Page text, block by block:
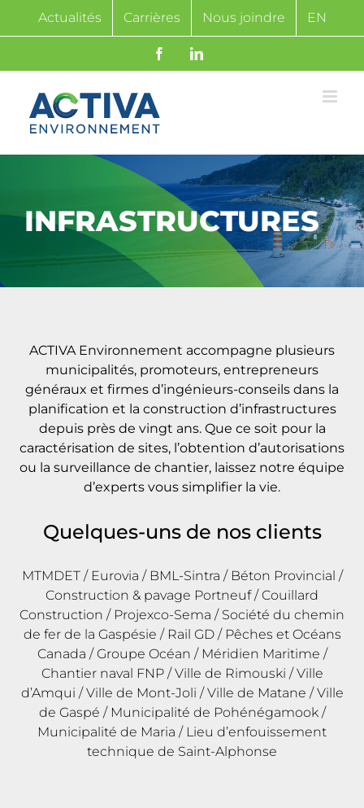
contenu
Actualités Carrières Nous joindre EN
FacebookLinkedIn
INFRASTRUCTURES
ACTIVA Environnement accompagne plusieurs
municipalités, promoteurs, entrepreneurs
généraux et firmes d’ingénieurs-conseils dans la
planification et la construction d’infrastructures
depuis près de vingt ans. Que ce soit pour la
caractérisation de sites, l’obtention d’autorisations
ou la surveillance de chantier, laissez notre équipe
d’experts vous simplifier la vie.
Quelques-uns de nos clients
MTMDET / Eurovia / BML-Sintra / Béton Provincial /
Construction & pavage Portneuf / Couillard
Construction / Projexco-Sema / Société du chemin
de fer de la Gaspésie / Rail GD / Pêches et Océans
Canada / Groupe Océan / Méridien Maritime /
Chantier naval FNP / Ville de Rimouski / Ville
d’Amqui / Ville de Mont-Joli / Ville de Matane / Ville
de Gaspé / Municipalité de Pohénégamook /
Municipalité de Maria / Lieu d’enfouissement
technique de Saint-Alphonse